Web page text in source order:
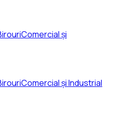
Comercial și
Comercial și Industrial